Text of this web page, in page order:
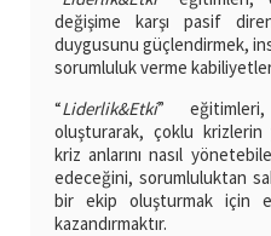
değişime karşı pasif
duygusunu güçlendirmek,
sorumluluk verme
“Liderlik&Etki”
oluşturarak, çoklu krizlerin
kriz anlarını nasıl
edeceğini, sorumluluktan
bir ekip oluşturmak için
kazandırmaktır.